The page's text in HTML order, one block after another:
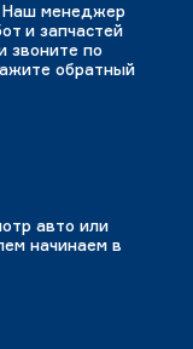
Наш менеджер
и запчастей
звоните по
обратный
авто или
начинаем в